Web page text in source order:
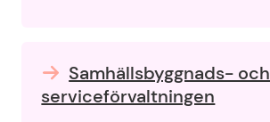
Samhällsbyggnads- och
serviceförvaltningen